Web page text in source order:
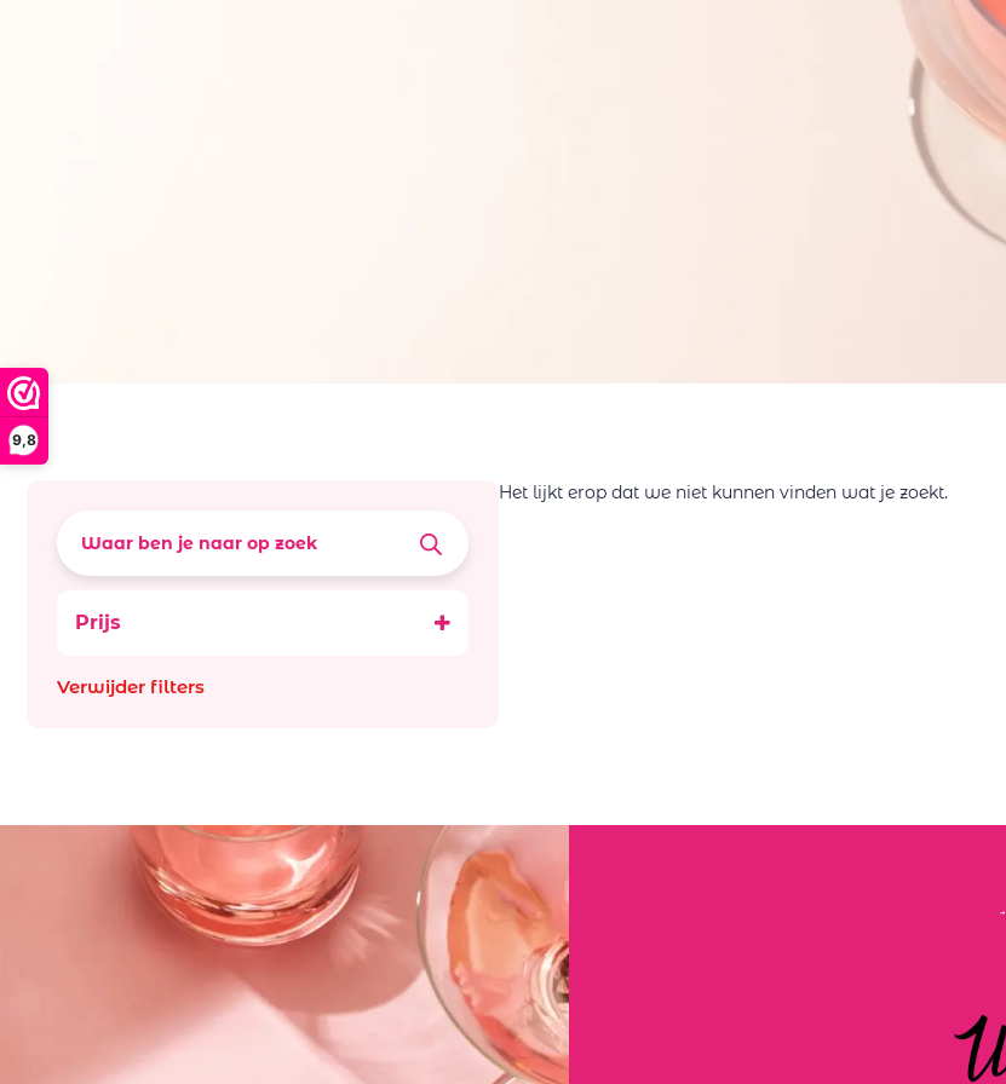
9,8
Prijs
Verwijder filters
Het lijkt erop dat we niet kunnen vinden wat je zoekt.